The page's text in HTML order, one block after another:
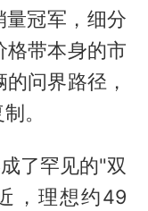
冠军，细分
格带本身的市
问界路径，
。
了罕见的"双
，理想约49